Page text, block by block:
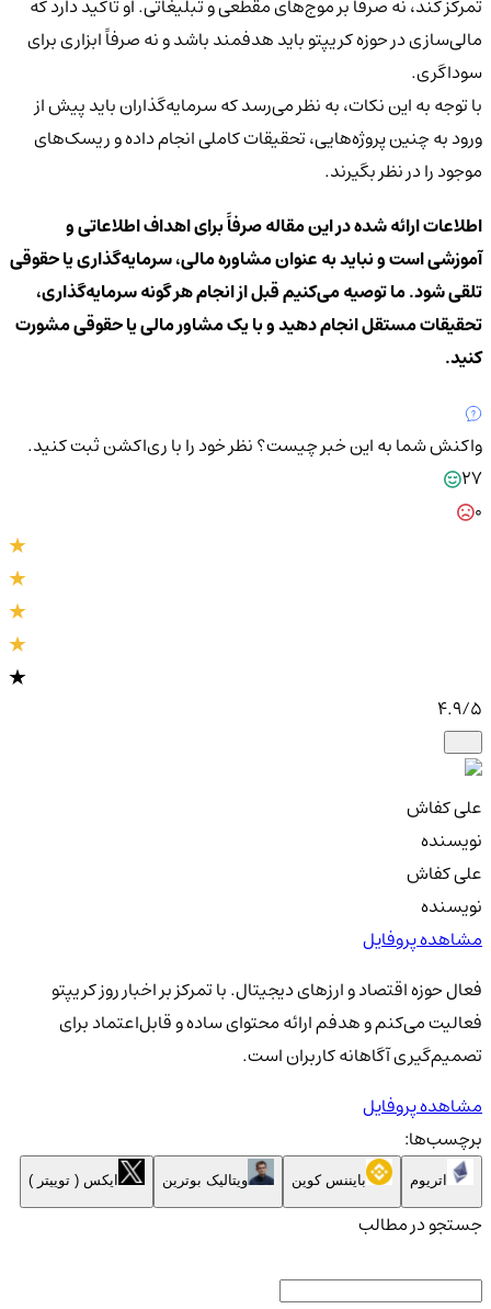
تمرکز کند، نه صرفاً بر موج‌های مقطعی و تبلیغاتی. او تأکید دارد که
مالی‌سازی در حوزه کریپتو باید هدفمند باشد و نه صرفاً ابزاری برای
سوداگری.
با توجه به این نکات، به نظر می‌رسد که سرمایه‌گذاران باید پیش از
ورود به چنین پروژه‌هایی، تحقیقات کاملی انجام داده و ریسک‌های
موجود را در نظر بگیرند.
اطلاعات ارائه شده در این مقاله صرفاً برای اهداف اطلاعاتی و
آموزشی است و نباید به عنوان مشاوره مالی، سرمایه‌گذاری یا حقوقی
تلقی شود. ما توصیه می‌کنیم قبل از انجام هر گونه سرمایه‌گذاری،
تحقیقات مستقل انجام دهید و با یک مشاور مالی یا حقوقی مشورت
کنید.
واکنش شما به این خبر چیست؟نظر خود را با ری‌اکشن ثبت کنید.
27
4.9/5
علی کفاش
نویسنده
علی کفاش
نویسنده
مشاهده پروفایل
فعال حوزه اقتصاد و ارزهای دیجیتال. با تمرکز بر اخبار روز کریپتو
فعالیت می‌کنم و هدفم ارائه محتوای ساده و قابل‌اعتماد برای
تصمیم‌گیری آگاهانه کاربران است.
مشاهده پروفایل
برچسب‌ها:
اتریوم بایننس کوین ویتالیک بوترین ایکس ( توییتر )
جستجو در مطالب